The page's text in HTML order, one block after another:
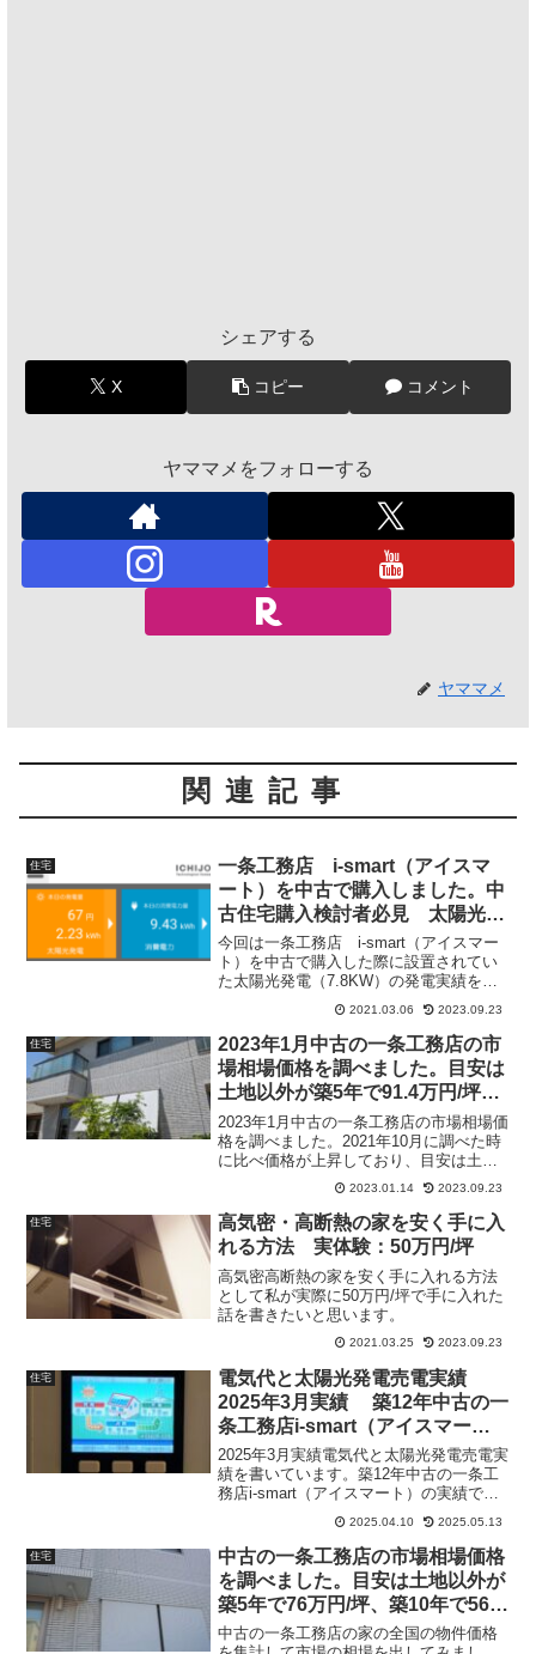
シェアする
X コピー コメント
ヤママメをフォローする
ヤママメ
関連記事
住宅
一条工務店 i-smart（アイスマ
ート）を中古で購入しました。中
古住宅購入検討者必見 太陽光発
電実績公開
今回は一条工務店 i-smart（アイスマー
ト）を中古で購入した際に設置されてい
た太陽光発電（7.8KW）の発電実績を公
開したいと思います。中古住宅の購入の
際には太陽光発電の設置状況で大きく影
響しますので中古住宅購入を考えている
人は必見です。
2021.03.06 2023.09.23
住宅
2023年1月中古の一条工務店の市
場相場価格を調べました。目安は
土地以外が築5年で91.4万円/坪、
築10年で61.8万円/坪
2023年1月中古の一条工務店の市場相場価
格を調べました。2021年10月に調べた時
に比べ価格が上昇しており、目安は土地
以外が築5年で91.4万円/坪、築10年で
61.8万円/坪でした。
2023.01.14 2023.09.23
住宅
高気密・高断熱の家を安く手に入
れる方法 実体験：50万円/坪
高気密高断熱の家を安く手に入れる方法
として私が実際に50万円/坪で手に入れた
話を書きたいと思います。
2021.03.25 2023.09.23
住宅
電気代と太陽光発電売電実績
2025年3月実績 築12年中古の一
条工務店i-smart（アイスマー
ト）
2025年3月実績電気代と太陽光発電売電実
績を書いています。築12年中古の一条工
務店i-smart（アイスマート）の実績で
2025.04.10 2025.05.13
住宅
中古の一条工務店の市場相場価格
を調べました。目安は土地以外が
築5年で76万円/坪、築10年で56.5
万円/坪
中古の一条工務店の家の全国の物件価格